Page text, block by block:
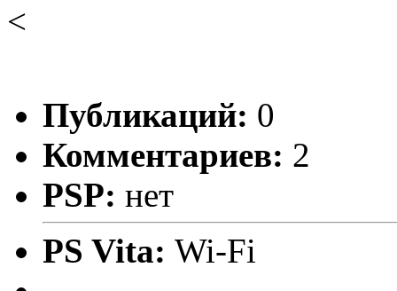
<
Публикаций: 0
Комментариев: 2
PSP: нет
PS Vita: Wi-Fi